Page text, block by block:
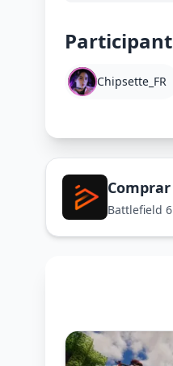
Chipsette_FR
Battlefield 6